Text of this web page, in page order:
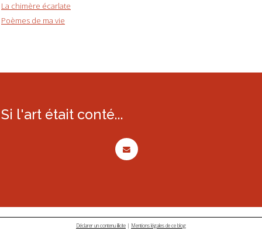
La chimère écarlate
Poèmes de ma vie
Si l'art était conté...
Déclarer un contenu illicite | Mentions légales de ce blog